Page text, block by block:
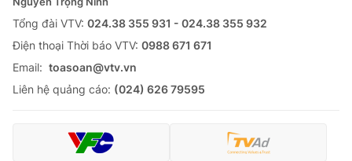
Tổng đài VTV: 024.38 355 931 - 024.38 355 932
Ðiện thoại Thời báo VTV: 0988 671 671
Email: toasoan@vtv.vn
Liên hệ quảng cáo: (024) 626 79595